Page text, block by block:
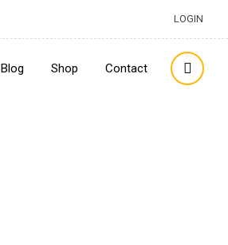
LOGIN
Blog Shop Contact